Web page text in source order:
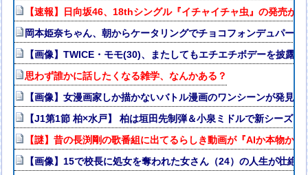
【速報】日向坂46、18thシングル『イチャイチャ虫』の発売が
岡本姫奈ちゃん、朝からケータリングでチョコフォンデュパー
【画像】TWICE・モモ(30)、またしてもエチエチボデーを披露
思わず誰かに話したくなる雑学、なんかある？
【画像】女漫画家しか描かないバトル漫画のワンシーンが発
【J1第1節 柏×水戸】 柏は垣田先制弾＆小泉ミドルで新シーズ
【謎】昔の長渕剛の歌番組に出てるらしき動画が『AIか本物か
【画像】15で校長に処女を奪われた女さん（24）の人生が壮絶